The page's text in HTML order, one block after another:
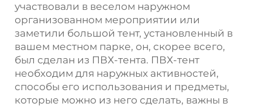
участвовали в веселом наружном
организованном мероприятии или
заметили большой тент, установленный в
вашем местном парке, он, скорее всего,
был сделан из ПВХ-тента. ПВХ-тент
необходим для наружных активностей,
способы его использования и предметы,
которые можно из него сделать, важны в